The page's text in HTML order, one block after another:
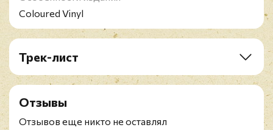
Coloured Vinyl
Трек-лист
A1. Dancehall Caballeros
A2. Riddim No 1
A3. Papa Noah
B1. Walk Upright
Отзывы
Отзывов еще никто не оставлял